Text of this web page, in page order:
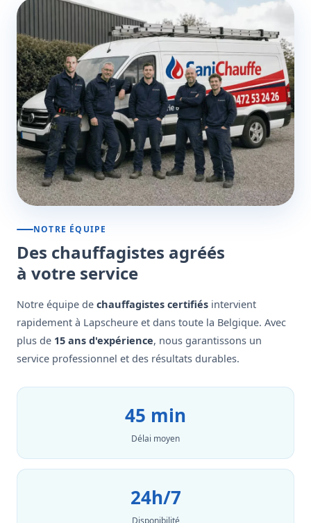
NOTRE ÉQUIPE
Des chauffagistes agréés
à votre service
Notre équipe de chauffagistes certifiés intervient
rapidement à Lapscheure et dans toute la Belgique. Avec
plus de 15 ans d'expérience, nous garantissons un
service professionnel et des résultats durables.
45 min
Délai moyen
24h/7
Disponibilité